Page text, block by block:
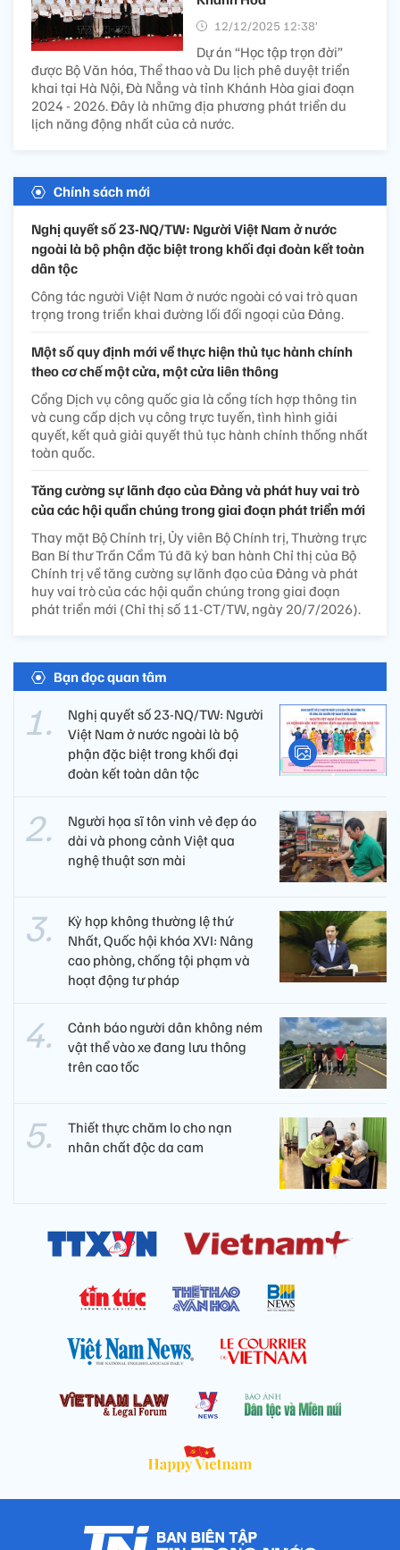
12/12/2025 12:38’
Dự án “Học tập trọn đời”
được Bộ Văn hóa, Thể thao và Du lịch phê duyệt triển
khai tại Hà Nội, Đà Nẵng và tỉnh Khánh Hòa giai đoạn
2024 - 2026. Đây là những địa phương phát triển du
lịch năng động nhất của cả nước.
Chính sách mới
Nghị quyết số 23-NQ/TW: Người Việt Nam ở nước
ngoài là bộ phận đặc biệt trong khối đại đoàn kết toàn
dân tộc
Công tác người Việt Nam ở nước ngoài có vai trò quan
trọng trong triển khai đường lối đối ngoại của Đảng.
Một số quy định mới về thực hiện thủ tục hành chính
theo cơ chế một cửa, một cửa liên thông
Cổng Dịch vụ công quốc gia là cổng tích hợp thông tin
và cung cấp dịch vụ công trực tuyến, tình hình giải
quyết, kết quả giải quyết thủ tục hành chính thống nhất
toàn quốc.
Tăng cường sự lãnh đạo của Đảng và phát huy vai trò
của các hội quần chúng trong giai đoạn phát triển mới
Thay mặt Bộ Chính trị, Ủy viên Bộ Chính trị, Thường trực
Ban Bí thư Trần Cẩm Tú đã ký ban hành Chỉ thị của Bộ
Chính trị về tăng cường sự lãnh đạo của Đảng và phát
huy vai trò của các hội quần chúng trong giai đoạn
phát triển mới (Chỉ thị số 11-CT/TW, ngày 20/7/2026).
Bạn đọc quan tâm
Nghị quyết số 23-NQ/TW: Người
Việt Nam ở nước ngoài là bộ
phận đặc biệt trong khối đại
đoàn kết toàn dân tộc
Người họa sĩ tôn vinh vẻ đẹp áo
dài và phong cảnh Việt qua
nghệ thuật sơn mài
Kỳ họp không thường lệ thứ
Nhất, Quốc hội khóa XVI: Nâng
cao phòng, chống tội phạm và
hoạt động tư pháp
Cảnh báo người dân không ném
vật thể vào xe đang lưu thông
trên cao tốc
Thiết thực chăm lo cho nạn
nhân chất độc da cam